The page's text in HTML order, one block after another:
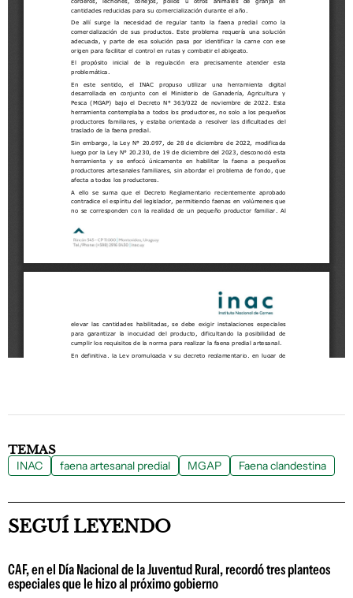
TEMAS
INAC faena artesanal predial MGAP Faena clandestina
SEGUÍ LEYENDO
CAF, en el Día Nacional de la Juventud Rural, recordó tres planteos
especiales que le hizo al próximo gobierno